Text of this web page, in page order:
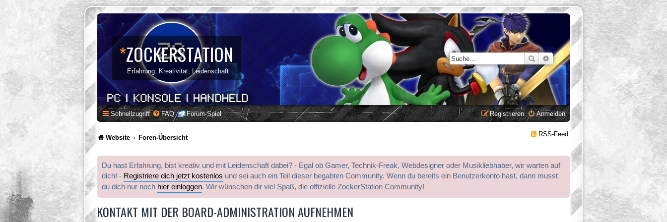
*ZOCKERSTATION
Erfahrung, Kreativität, Leidenschaft
SucheErweiterte Suche
Schnellzugriff FAQ Forum-Spiel Anmelden
Registrieren
Website Foren-Übersicht RSS-Feed
Du hast Erfahrung, bist kreativ und mit Leidenschaft dabei? - Egal ob Gamer, Technik-Freak, Webdesigner oder Musikliebhaber, wir warten auf
dich! - Registriere dich jetzt kostenlos und sei auch ein Teil dieser begabten Community. Wenn du bereits ein Benutzerkonto hast, dann musst
du dich nur noch hier einloggen. Wir wünschen dir viel Spaß, die offizielle ZockerStation Community!
KONTAKT MIT DER BOARD-ADMINISTRATION AUFNEHMEN